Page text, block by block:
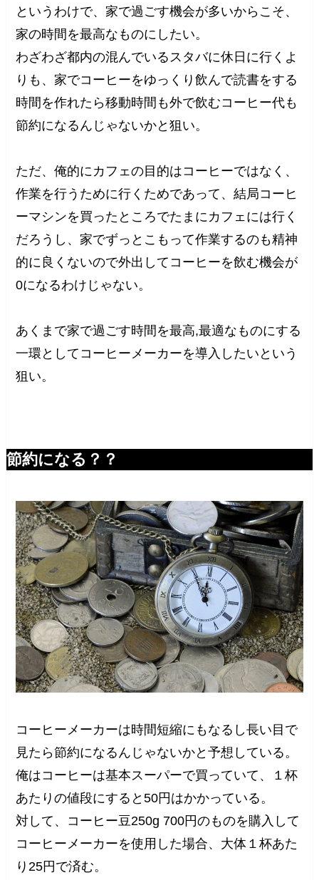
というわけで、家で過ごす機会が多いからこそ、
家の時間を最高なものにしたい。
わざわざ都内の混んでいるスタバに休日に行くよ
りも、家でコーヒーをゆっくり飲んで読書をする
時間を作れたら移動時間も外で飲むコーヒー代も
節約になるんじゃないかと狙い。
ただ、俺的にカフェの目的はコーヒーではなく、
作業を行うために行くためであって、結局コーヒ
ーマシンを買ったところでたまにカフェには行く
だろうし、家でずっとこもって作業するのも精神
的に良くないので外出してコーヒーを飲む機会が
0になるわけじゃない。
あくまで家で過ごす時間を最高,最適なものにする
一環としてコーヒーメーカーを導入したいという
狙い。
節約になる？？
コーヒーメーカーは時間短縮にもなるし長い目で
見たら節約になるんじゃないかと予想している。
俺はコーヒーは基本スーパーで買っていて、１杯
あたりの値段にすると50円はかかっている。
対して、コーヒー豆250g 700円のものを購入して
コーヒーメーカーを使用した場合、大体１杯あた
り25円で済む。